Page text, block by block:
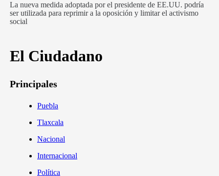
La nueva medida adoptada por el presidente de EE.UU. podría
ser utilizada para reprimir a la oposición y limitar el activismo
social
El Ciudadano
Principales
Puebla
Tlaxcala
Nacional
Internacional
Política